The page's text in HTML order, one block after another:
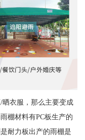
衣服，那么主要变成
棚材料有PC板生产的
耐力板出产的雨棚是